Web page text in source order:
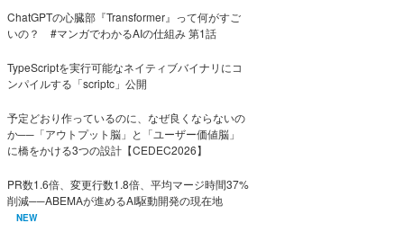
ChatGPTの心臓部『Transformer』って何がすご
いの？ #マンガでわかるAIの仕組み 第1話
TypeScriptを実行可能なネイティブバイナリにコ
ンパイルする「scriptc」公開
予定どおり作っているのに、なぜ良くならないの
か──「アウトプット脳」と「ユーザー価値脳」
に橋をかける3つの設計【CEDEC2026】
PR数1.6倍、変更行数1.8倍、平均マージ時間37%
削減──ABEMAが進めるAI駆動開発の現在地
NEW